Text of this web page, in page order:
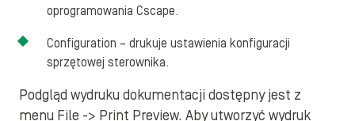
oprogramowania Cscape.
Configuration – drukuje ustawienia konfiguracji
sprzętowej sterownika.
Podgląd wydruku dokumentacji dostępny jest z
menu File -> Print Preview. Aby utworzyć wydruk